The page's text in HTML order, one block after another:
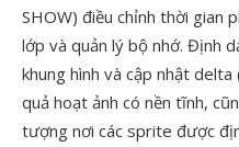
SHOW) điều chỉnh thời gian
lớp và quản lý bộ nhớ. Định
khung hình và cập nhật delta
quả hoạt ảnh có nền tĩnh,
tượng nơi các sprite được